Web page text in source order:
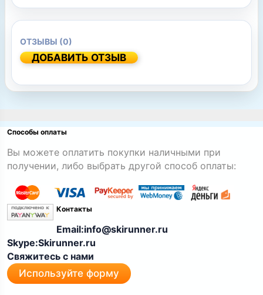
ОТЗЫВЫ (0)
ДОБАВИТЬ ОТЗЫВ
Способы оплаты
Вы можете оплатить покупки наличными при
получении, либо выбрать другой способ оплаты:
Контакты
Email:info@skirunner.ru
Skype:Skirunner.ru
Свяжитесь с нами
Используйте форму